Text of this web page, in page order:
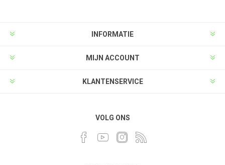
INFORMATIE
MIJN ACCOUNT
KLANTENSERVICE
VOLG ONS